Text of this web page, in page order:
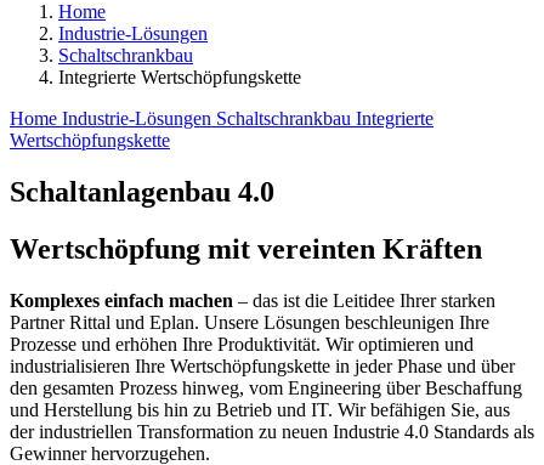
Home
Industrie-Lösungen
Schaltschrankbau
Integrierte Wertschöpfungskette
Home Industrie-Lösungen Schaltschrankbau Integrierte
Wertschöpfungskette
Schaltanlagenbau 4.0
Wertschöpfung mit vereinten Kräften
Komplexes einfach machen – das ist die Leitidee Ihrer starken
Partner Rittal und Eplan. Unsere Lösungen beschleunigen Ihre
Prozesse und erhöhen Ihre Produktivität. Wir optimieren und
industrialisieren Ihre Wertschöpfungskette in jeder Phase und über
den gesamten Prozess hinweg, vom Engineering über Beschaffung
und Herstellung bis hin zu Betrieb und IT. Wir befähigen Sie, aus
der industriellen Transformation zu neuen Industrie 4.0 Standards als
Gewinner hervorzugehen.